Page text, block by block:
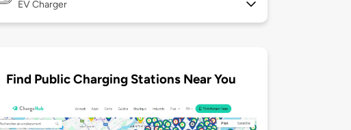
EV Charger
Find Public Charging Stations Near You